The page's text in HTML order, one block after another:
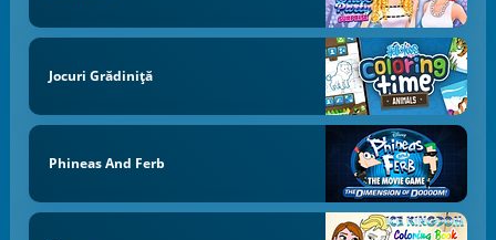
Jocuri Grădiniță
Phineas And Ferb